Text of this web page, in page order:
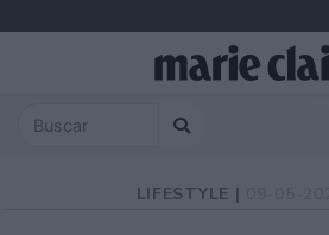
LIFESTYLE |